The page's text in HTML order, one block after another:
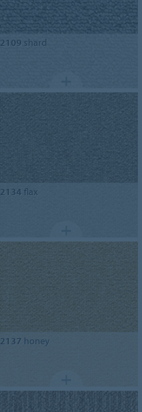
2109 shard
2134 flax
2137 honey